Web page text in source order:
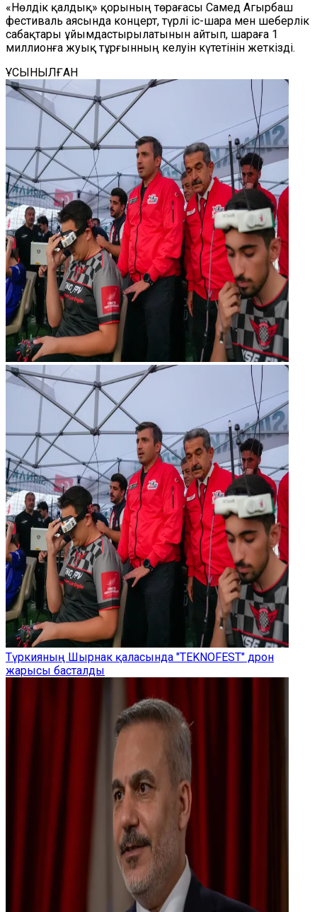
«Нөлдік қалдық» қорының төрағасы Самед Агырбаш
фестиваль аясында концерт, түрлі іс-шара мен шеберлік
сабақтары ұйымдастырылатынын айтып, шараға 1
миллионға жуық тұрғынның келуін күтетінін жеткізді.
ҰСЫНЫЛҒАН
Түркияның Шырнак қаласында "TEKNOFEST" дрон
жарысы басталды